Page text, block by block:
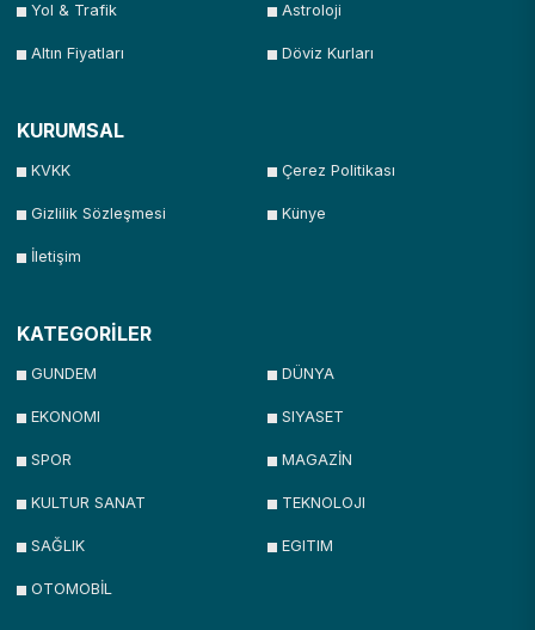
Yol & Trafik Astroloji
Altın Fiyatları Döviz Kurları
KURUMSAL
KVKK Çerez Politikası
Gizlilik Sözleşmesi Künye
İletişim
KATEGORİLER
GUNDEM DÜNYA
EKONOMI SIYASET
SPOR MAGAZİN
KULTUR SANAT TEKNOLOJI
SAĞLIK EGITIM
OTOMOBİL